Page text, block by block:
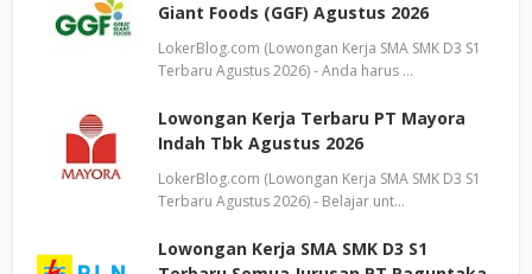
Giant Foods (GGF) Agustus 2026
LokerBlog.com (Lowongan Kerja SMA SMK D3 S1
Terbaru Agustus 2026) - Anda harus …
Lowongan Kerja Terbaru PT Mayora
Indah Tbk Agustus 2026
LokerBlog.com (Lowongan Kerja SMA SMK D3 S1
Terbaru Agustus 2026) - Belajar unt…
Lowongan Kerja SMA SMK D3 S1